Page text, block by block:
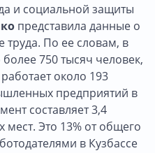
и социальной защиты
представила данные о
труда. По ее словам, в
750 тысяч человек,
около 193
предприятий в
составляет 3,4
Это 13% от общего
в Кузбассе